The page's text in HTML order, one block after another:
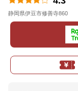
静岡県伊豆市修善寺860